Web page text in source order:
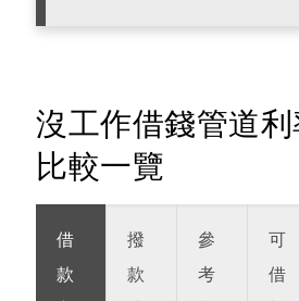
沒工作借錢管道
比較一覽
借
款
撥
款
參
考
可
借